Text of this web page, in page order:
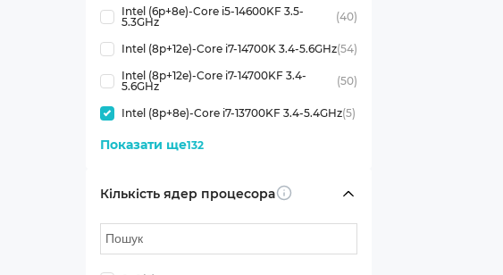
Intel (6p+8e)-Core i5-14600KF 3.5-
5.3GHz
(40)
Intel (8p+12e)-Core i7-14700K 3.4-5.6GHz(54)
Intel (8p+12e)-Core i7-14700KF 3.4-
5.6GHz
(50)
Intel (8p+8e)-Core i7-13700KF 3.4-5.4GHz(5)
Показати ще132
Кількість ядер процесора Info